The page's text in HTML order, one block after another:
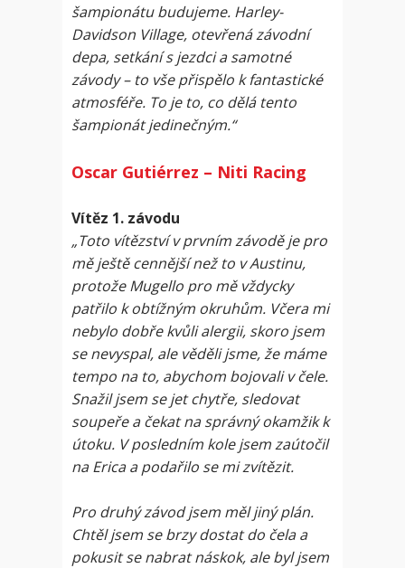
šampionátu budujeme. Harley-
Davidson Village, otevřená závodní
depa, setkání s jezdci a samotné
závody – to vše přispělo k fantastické
atmosféře. To je to, co dělá tento
šampionát jedinečným.“
Oscar Gutiérrez – Niti Racing
Vítěz 1. závodu
„Toto vítězství v prvním závodě je pro
mě ještě cennější než to v Austinu,
protože Mugello pro mě vždycky
patřilo k obtížným okruhům. Včera mi
nebylo dobře kvůli alergii, skoro jsem
se nevyspal, ale věděli jsme, že máme
tempo na to, abychom bojovali v čele.
Snažil jsem se jet chytře, sledovat
soupeře a čekat na správný okamžik k
útoku. V posledním kole jsem zaútočil
na Erica a podařilo se mi zvítězit.
Pro druhý závod jsem měl jiný plán.
Chtěl jsem se brzy dostat do čela a
pokusit se nabrat náskok, ale byl jsem